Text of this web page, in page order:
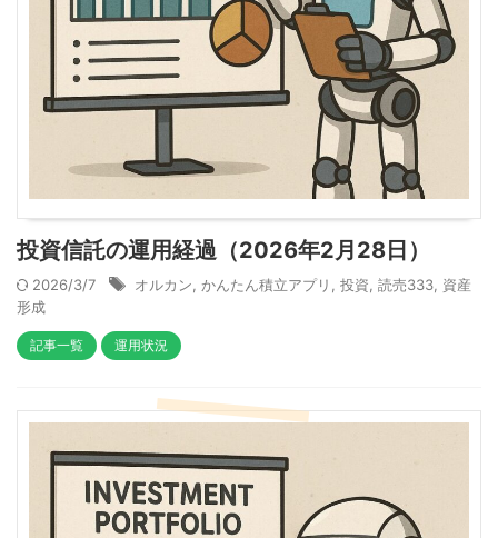
投資信託の運用経過（2026年2月28日）
2026/3/7 オルカン かんたん積立アプリ 投資 読売333 資産
形成
記事一覧 運用状況